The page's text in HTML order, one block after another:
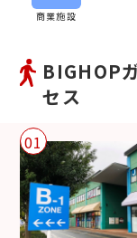
商業施設
BIGHOP
セス
01